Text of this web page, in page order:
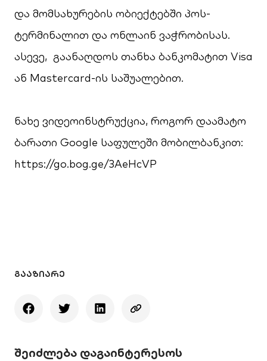
და მომსახურების ობიექტებში პოს-
ტერმინალით და ონლაინ ვაჭრობისას.
ასევე, გაანაღდოს თანხა ბანკომატით Visa
ან Mastercard-ის საშუალებით.
ნახე ვიდეოინსტრუქცია, როგორ დაამატო
ბარათი Google საფულეში მობილბანკით:
https://go.bog.ge/3AeHcVP
ᲒᲐᲐᲖᲘᲐᲠᲔ
შეიძლება დაგაინტერესოს